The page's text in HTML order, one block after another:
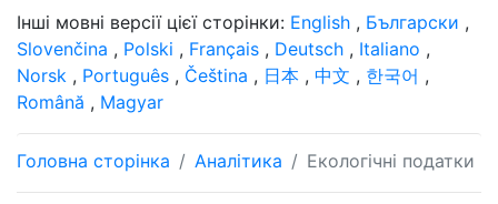
Головна сторінка Аналітика Екологічні податки
Інші мовні версії цієї сторінки: English , Български ,
Slovenčina , Polski , Français , Deutsch , Italiano ,
Norsk , Português , Čeština , 日本 , 中文 , 한국어 ,
Română , Magyar